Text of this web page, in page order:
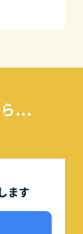
...
ます